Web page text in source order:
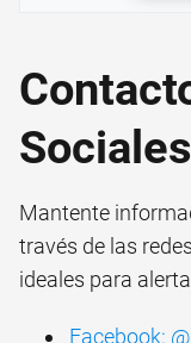
Mantente
través de las
ideales para
Facebook: